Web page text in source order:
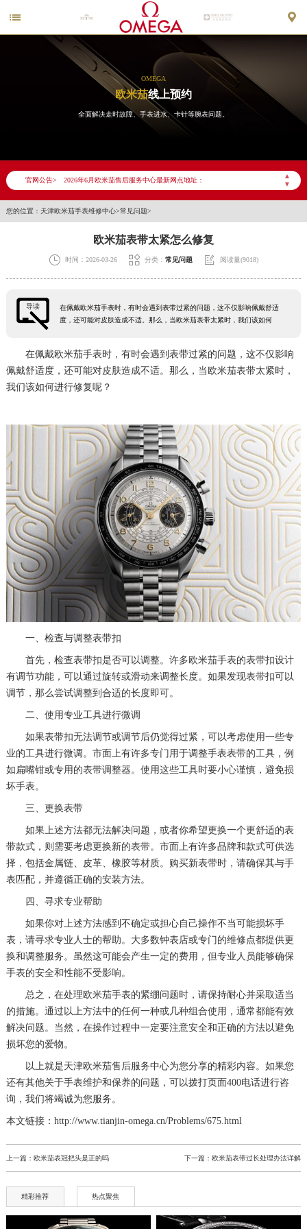
 
OMEGA
欧米茄线上预约
全面解决走时故障、手表进水、卡针等腕表问题。
官网公告>
▲
▼
2026年6月天津市欧米茄官方售后客户服务热线：400-877-2083
2026年6月欧米茄售后服务中心最新网点地址：
天津市和平区赤峰道136号天津国际金融中心写字楼26层2603室（需提前预约）
节假日正常营业！
您的位置： 天津欧米茄手表维修中心>常见问题>
欧米茄表带太紧怎么修复
 时间：2026-03-26  分类： 常见问题  阅读量(9018)
导读
在佩戴欧米茄手表时，有时会遇到表带过紧的问题，这不仅影响佩戴舒适
度，还可能对皮肤造成不适。那么，当欧米茄表带太紧时，我们该如何
在佩戴欧米茄手表时，有时会遇到表带过紧的问题，这不仅影响
佩戴舒适度，还可能对皮肤造成不适。那么，当欧米茄表带太紧时，
我们该如何进行修复呢？
一、检查与调整表带扣
首先，检查表带扣是否可以调整。许多欧米茄手表的表带扣设计
有调节功能，可以通过旋转或滑动来调整长度。如果发现表带扣可以
调节，那么尝试调整到合适的长度即可。
二、使用专业工具进行微调
如果表带扣无法调节或调节后仍觉得过紧，可以考虑使用一些专
业的工具进行微调。市面上有许多专门用于调整手表表带的工具，例
如扁嘴钳或专用的表带调整器。使用这些工具时要小心谨慎，避免损
坏手表。
三、更换表带
如果上述方法都无法解决问题，或者你希望更换一个更舒适的表
带款式，则需要考虑更换新的表带。市面上有许多品牌和款式可供选
择，包括金属链、皮革、橡胶等材质。购买新表带时，请确保其与手
表匹配，并遵循正确的安装方法。
四、寻求专业帮助
如果你对上述方法感到不确定或担心自己操作不当可能损坏手
表，请寻求专业人士的帮助。大多数钟表店或专门的维修点都提供更
换和调整服务。虽然这可能会产生一定的费用，但专业人员能够确保
手表的安全和性能不受影响。
总之，在处理欧米茄手表的紧绷问题时，请保持耐心并采取适当
的措施。通过以上方法中的任何一种或几种组合使用，通常都能有效
解决问题。当然，在操作过程中一定要注意安全和正确的方法以避免
损坏您的爱物。
以上就是天津欧米茄售后服务中心为您分享的精彩内容。如果您
还有其他关于手表维护和保养的问题，可以拨打页面400电话进行咨
询，我们将竭诚为您服务。
本文链接：http://www.tianjin-omega.cn/Problems/675.html
上一篇： 欧米茄表冠把头是正的吗 下一篇：欧米茄表带过长处理办法详解
精彩推荐 热点聚焦